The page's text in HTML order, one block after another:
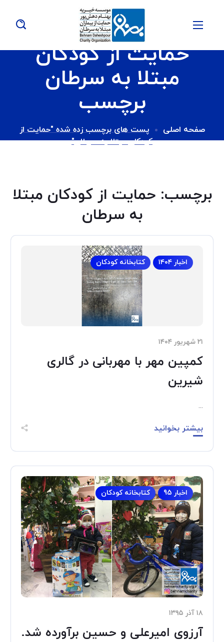
حمایت از کودکان
مبتلا به سرطان
برچسب
صفحه اصلی
پست های برچسب زده شده "حمایت از
کودکان مبتلا به سرطان"
برچسب: حمایت از کودکان مبتلا
به سرطان
اخبار ۱۴۰۴ کتابخانه کودکان
۲۱ شهریور ۱۴۰۴
کمپین مهر با مهربانی در گالری
شیرین
...
بیشتر بخوانید
اخبار 95 کتابخانه کودکان
۱۸ آذر ۱۳۹۵
آرزوی امیرعلی و حسین برآورده شد.